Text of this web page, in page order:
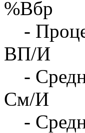
%Вбр
-
ВП/И
-
См/И
-